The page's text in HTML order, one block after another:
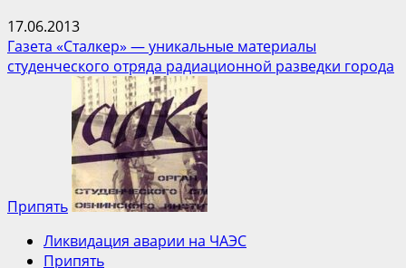
17.06.2013
Газета «Сталкер» — уникальные материалы
студенческого отряда радиационной разведки города
Припять
Ликвидация аварии на ЧАЭС
Припять